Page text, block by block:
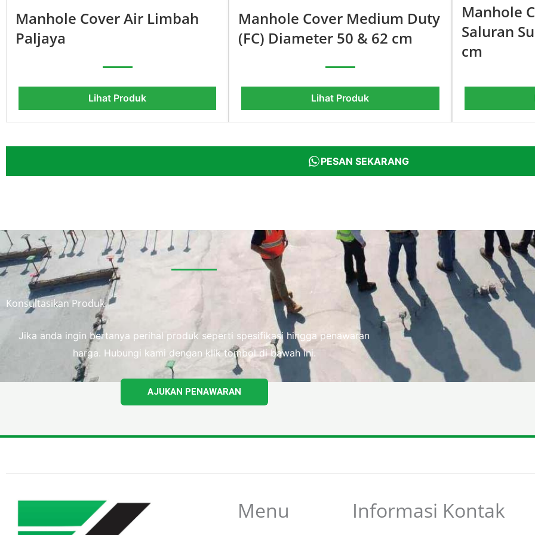
Manhole Cover Air Limbah
Paljaya
Lihat Produk
Manhole Cover Medium Duty
(FC) Diameter 50 & 62 cm
Lihat Produk
Manhole
Saluran
cm
PESAN SEKARANG
Konsultasikan Produk
Jika anda ingin bertanya perihal produk seperti spesifikasi hingga penawaran
harga. Hubungi kami dengan klik tombol di bawah ini.
AJUKAN PENAWARAN
Menu Informasi Kontak